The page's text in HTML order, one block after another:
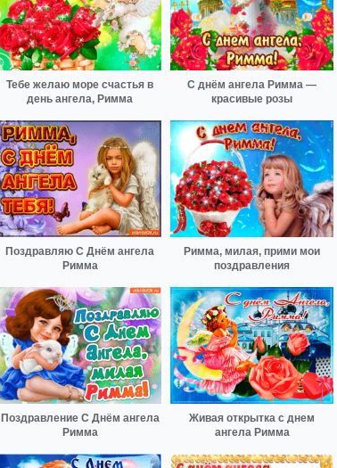
Тебе желаю море счастья в
день ангела, Римма
С днём ангела Римма —
красивые розы
Поздравляю С Днём ангела
Римма
Римма, милая, прими мои
поздравления
Поздравление С Днём ангела
Римма
Живая открытка с днем
ангела Римма